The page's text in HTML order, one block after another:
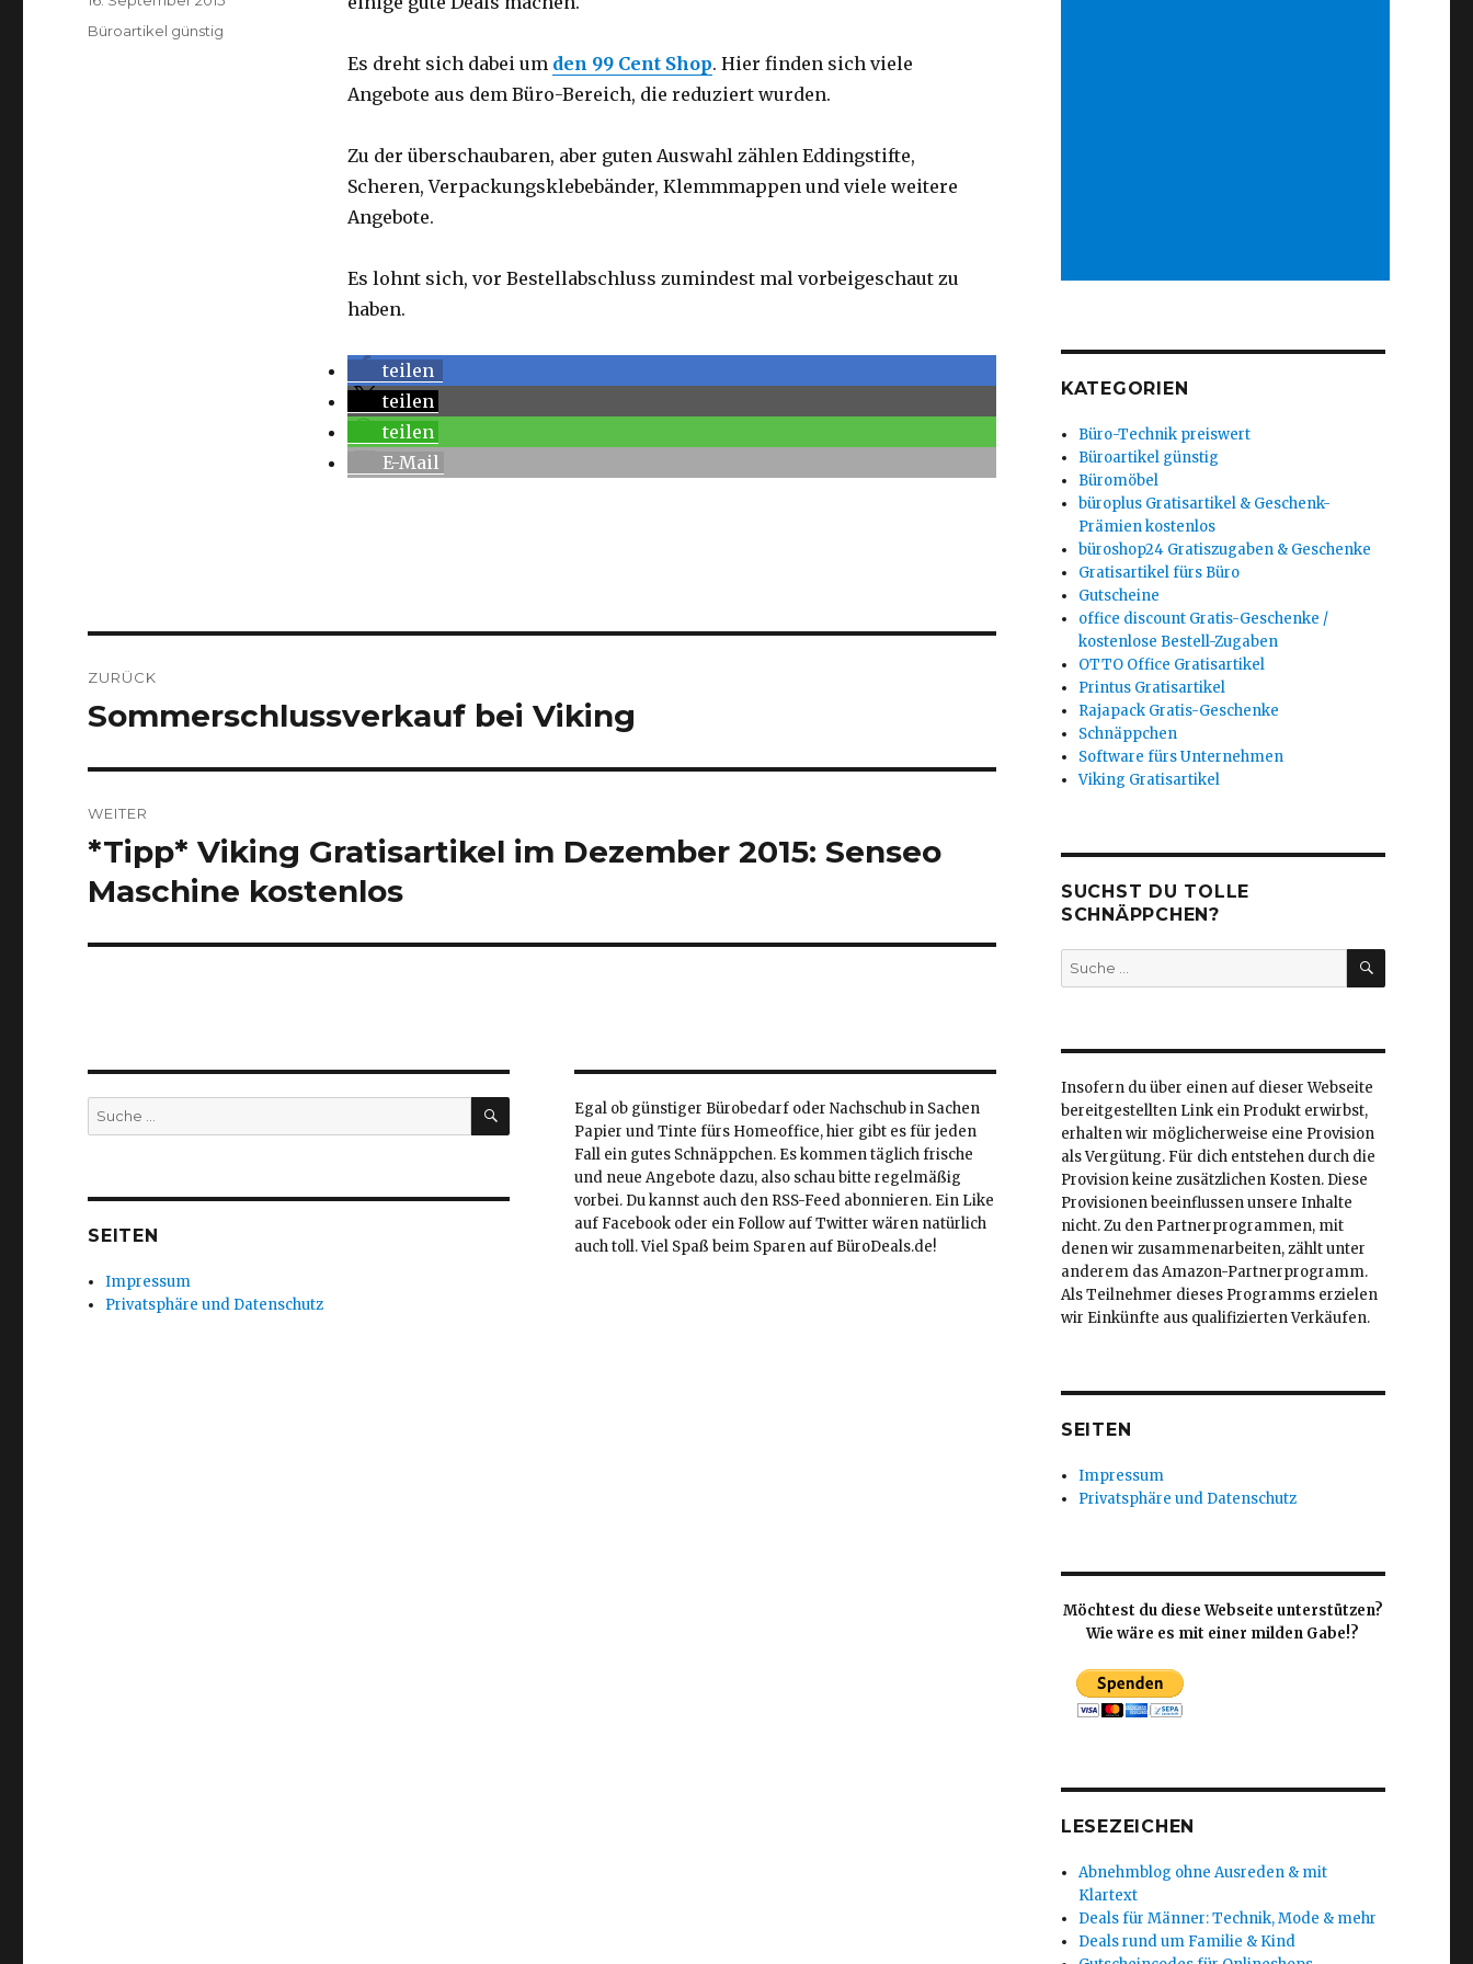
Es dreht sich dabei um den 99 Cent Shop. Hier finden sich viele
Angebote aus dem Büro-Bereich, die reduziert wurden.
Zu der überschaubaren, aber guten Auswahl zählen Eddingstifte,
Scheren, Verpackungsklebebänder, Klemmmappen und viele weitere
Angebote.
Es lohnt sich, vor Bestellabschluss zumindest mal vorbeigeschaut zu
haben.
teilen
teilen
teilen
E-Mail
am
Kategorien
Büroartikel günstig
ZURÜCK
Vorheriger
Sommerschlussverkauf bei Viking
WEITER
Nächster
Beitrag:
*Tipp* Viking Gratisartikel im Dezember 2015: Senseo
Maschine kostenlos
Suche
nach:
SUCHEN
SEITEN
Impressum
Privatsphäre und Datenschutz
Egal ob günstiger Bürobedarf oder Nachschub in Sachen
Papier und Tinte fürs Homeoffice, hier gibt es für jeden
Fall ein gutes Schnäppchen. Es kommen täglich frische
und neue Angebote dazu, also schau bitte regelmäßig
vorbei. Du kannst auch den RSS-Feed abonnieren. Ein Like
auf Facebook oder ein Follow auf Twitter wären natürlich
auch toll. Viel Spaß beim Sparen auf BüroDeals.de!
KATEGORIEN
Büro-Technik preiswert
Büroartikel günstig
Büromöbel
büroplus Gratisartikel & Geschenk-
Prämien kostenlos
büroshop24 Gratiszugaben & Geschenke
Gratisartikel fürs Büro
Gutscheine
office discount Gratis-Geschenke /
kostenlose Bestell-Zugaben
OTTO Office Gratisartikel
Printus Gratisartikel
Rajapack Gratis-Geschenke
Schnäppchen
Software fürs Unternehmen
Viking Gratisartikel
SUCHST DU TOLLE
SCHNÄPPCHEN?
Suche
nach:
SUCHEN
Insofern du über einen auf dieser Webseite
bereitgestellten Link ein Produkt erwirbst,
erhalten wir möglicherweise eine Provision
als Vergütung. Für dich entstehen durch die
Provision keine zusätzlichen Kosten. Diese
Provisionen beeinflussen unsere Inhalte
nicht. Zu den Partnerprogrammen, mit
denen wir zusammenarbeiten, zählt unter
anderem das Amazon-Partnerprogramm.
Als Teilnehmer dieses Programms erzielen
wir Einkünfte aus qualifizierten Verkäufen.
SEITEN
Impressum
Privatsphäre und Datenschutz
Möchtest du diese Webseite unterstützen?
Wie wäre es mit einer milden Gabe!?
LESEZEICHEN
Abnehmblog ohne Ausreden & mit
Klartext
Deals für Männer: Technik, Mode & mehr
Deals rund um Familie & Kind